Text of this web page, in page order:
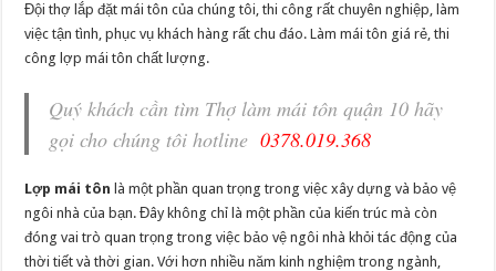
Đội thợ lắp đặt mái tôn của chúng tôi, thi công rất chuyên nghiệp, làm
việc tận tình, phục vụ khách hàng rất chu đáo. Làm mái tôn giá rẻ, thi
công lợp mái tôn chất lượng.
Quý khách cần tìm Thợ làm mái tôn quận 10 hãy
gọi cho chúng tôi hotline0378.019.368
Lợp mái tôn là một phần quan trọng trong việc xây dựng và bảo vệ
ngôi nhà của bạn. Đây không chỉ là một phần của kiến trúc mà còn
đóng vai trò quan trọng trong việc bảo vệ ngôi nhà khỏi tác động của
thời tiết và thời gian. Với hơn nhiều năm kinh nghiệm trong ngành,